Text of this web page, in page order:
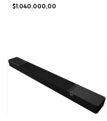
$1.040.000,00